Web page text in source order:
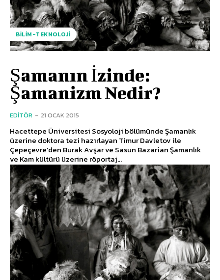
BILIM-TEKNOLOJI
Şamanın İzinde:
Şamanizm Nedir?
EDITÖR - 21 OCAK 2015
Hacettepe Üniversitesi Sosyoloji bölümünde Şamanlık
üzerine doktora tezi hazırlayan Timur Davletov ile
Çepeçevre’den Burak Avşar ve Sasun Bazarian Şamanlık
ve Kam kültürü üzerine röportaj...